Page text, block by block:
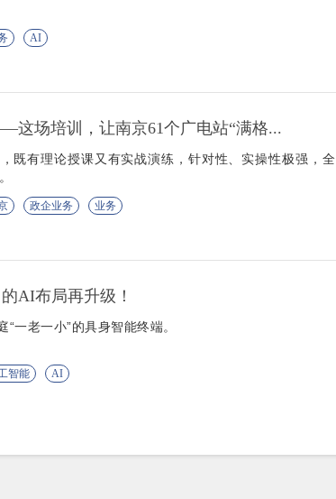
AI
这场培训，让南京61个广电站“满格...
既有理论授课又有实战演练，针对性、实操性极强，全
政企业务 业务
AI布局再升级！
一老一小”的具身智能终端。
智能 AI